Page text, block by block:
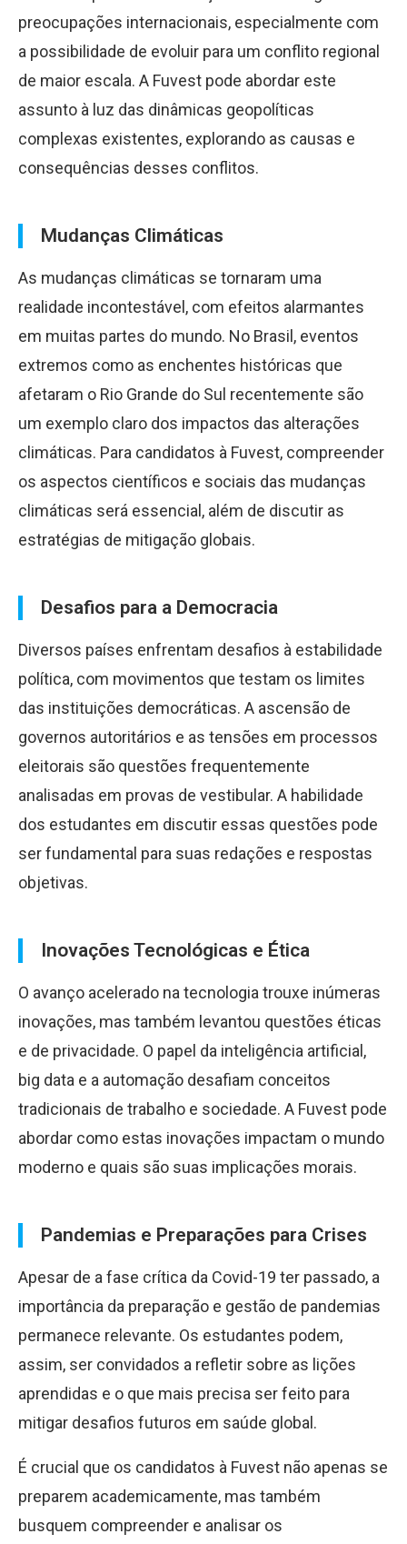
preocupações internacionais, especialmente com
a possibilidade de evoluir para um conflito regional
de maior escala. A Fuvest pode abordar este
assunto à luz das dinâmicas geopolíticas
complexas existentes, explorando as causas e
consequências desses conflitos.
Mudanças Climáticas
As mudanças climáticas se tornaram uma
realidade incontestável, com efeitos alarmantes
em muitas partes do mundo. No Brasil, eventos
extremos como as enchentes históricas que
afetaram o Rio Grande do Sul recentemente são
um exemplo claro dos impactos das alterações
climáticas. Para candidatos à Fuvest, compreender
os aspectos científicos e sociais das mudanças
climáticas será essencial, além de discutir as
estratégias de mitigação globais.
Desafios para a Democracia
Diversos países enfrentam desafios à estabilidade
política, com movimentos que testam os limites
das instituições democráticas. A ascensão de
governos autoritários e as tensões em processos
eleitorais são questões frequentemente
analisadas em provas de vestibular. A habilidade
dos estudantes em discutir essas questões pode
ser fundamental para suas redações e respostas
objetivas.
Inovações Tecnológicas e Ética
O avanço acelerado na tecnologia trouxe inúmeras
inovações, mas também levantou questões éticas
e de privacidade. O papel da inteligência artificial,
big data e a automação desafiam conceitos
tradicionais de trabalho e sociedade. A Fuvest pode
abordar como estas inovações impactam o mundo
moderno e quais são suas implicações morais.
Pandemias e Preparações para Crises
Apesar de a fase crítica da Covid-19 ter passado, a
importância da preparação e gestão de pandemias
permanece relevante. Os estudantes podem,
assim, ser convidados a refletir sobre as lições
aprendidas e o que mais precisa ser feito para
mitigar desafios futuros em saúde global.
É crucial que os candidatos à Fuvest não apenas se
preparem academicamente, mas também
busquem compreender e analisar os